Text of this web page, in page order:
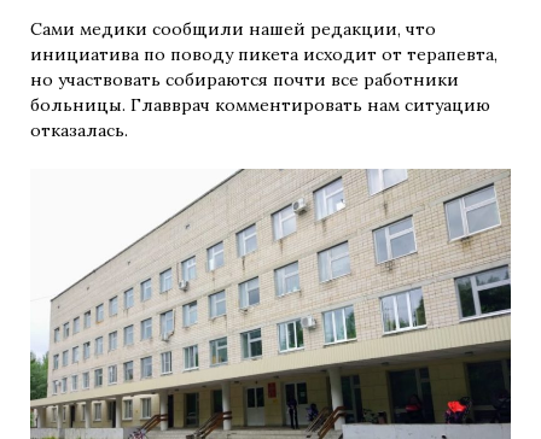
Сами медики сообщили нашей редакции, что
инициатива по поводу пикета исходит от терапевта,
но участвовать собираются почти все работники
больницы. Главврач комментировать нам ситуацию
отказалась.